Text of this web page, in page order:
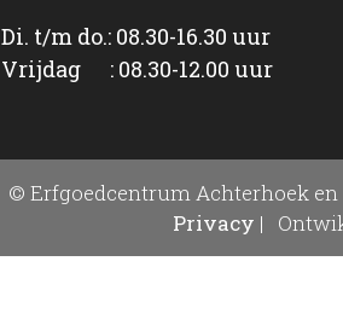
Di. t/m do.: 08.30-16.30 uur
Vrijdag : 08.30-12.00 uur
© Erfgoedcentrum Achterhoek en
Privacy |